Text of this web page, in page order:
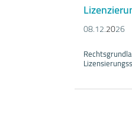
08.12.2026